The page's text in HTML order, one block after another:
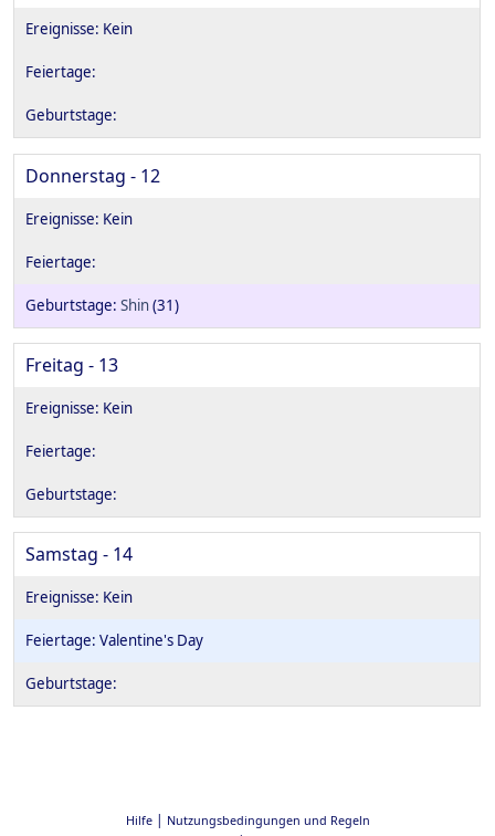
Donnerstag - 12
Shin(31)
Freitag - 13
Samstag - 14
Valentine's Day
Hilfe| Nutzungsbedingungen und Regeln